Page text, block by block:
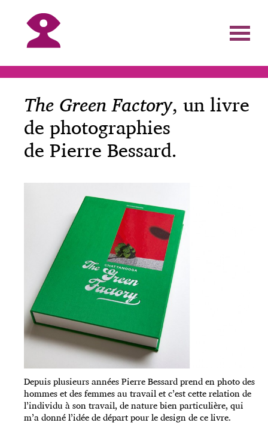
The Green Factory, un livre
de photographies
de Pierre Bessard.
Depuis plusieurs années Pierre Bessard prend en photo des
hommes et des femmes au travail et c’est cette relation de
l’individu à son travail, de nature bien particulière, qui
m’a donné l’idée de départ pour le design de ce livre.